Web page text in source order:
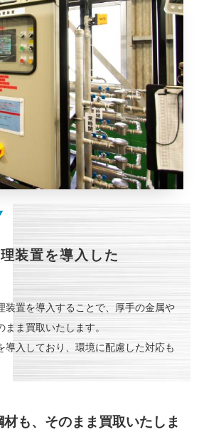
装置を導入した
装置を導入することで、厚手の金属や
まま買取いたします。
導入しており、環境に配慮した対応も
も、そのまま買取いたしま